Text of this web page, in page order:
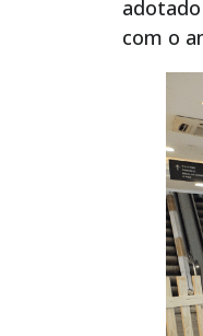
com o